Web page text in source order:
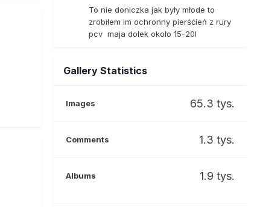
To nie doniczka jak były młode to
zrobiłem im ochronny pierśćień z rury
pcv maja dołek około 15-20l
Gallery Statistics
Images 65.3 tys.
Comments 1.3 tys.
Albums 1.9 tys.